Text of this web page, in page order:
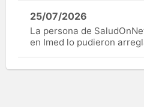
25/07/2026
La persona de
en Imed lo pudieron